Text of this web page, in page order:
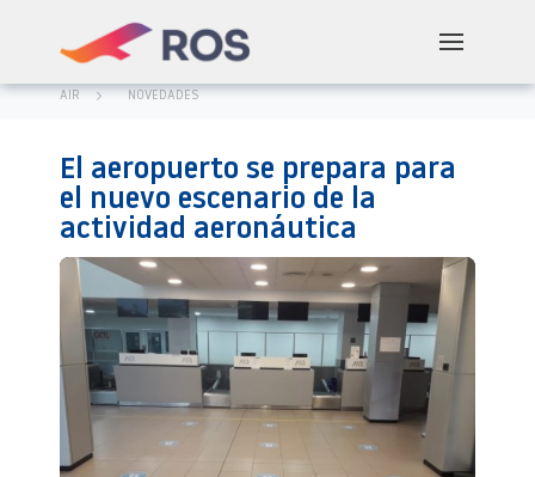
AIR NOVEDADES
El aeropuerto se prepara para
el nuevo escenario de la
actividad aeronáutica